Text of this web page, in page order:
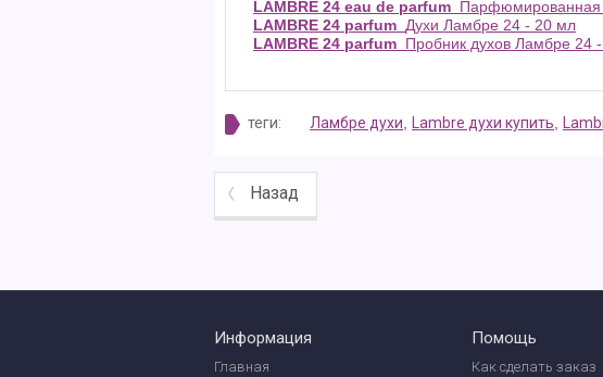
LAMBRE 24 eau de parfum
LAMBRE 24 parfum Духи Ламбре 24 - 20 мл
LAMBRE 24 parfum Пробник духов Ламбре 24
теги: Ламбре духи Lambre духи купить
Назад
Информация
Главная
Помощь
Как сделать заказ